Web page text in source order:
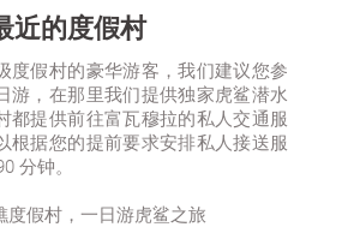
近的度假村
度假村的豪华游客，我们建议您参
游，在那里我们提供独家虎鲨潜水
都提供前往富瓦穆拉的私人交通服
根据您的提前要求安排私人接送服
分钟。
度假村，一日游虎鲨之旅